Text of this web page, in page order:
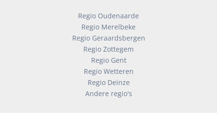
Regio Oudenaarde
Regio Merelbeke
Regio Geraardsbergen
Regio Zottegem
Regio Gent
Regio Wetteren
Regio Deinze
Andere regio's